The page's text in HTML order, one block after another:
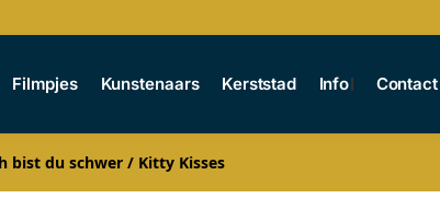
Filmpjes Kunstenaars Kerststad Info Contact
bist du schwer / Kitty Kisses